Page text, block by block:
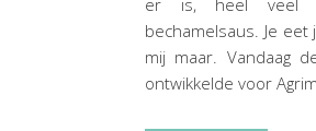
bechamelsaus. Je
mij maar. Vandaag
ontwikkelde voor